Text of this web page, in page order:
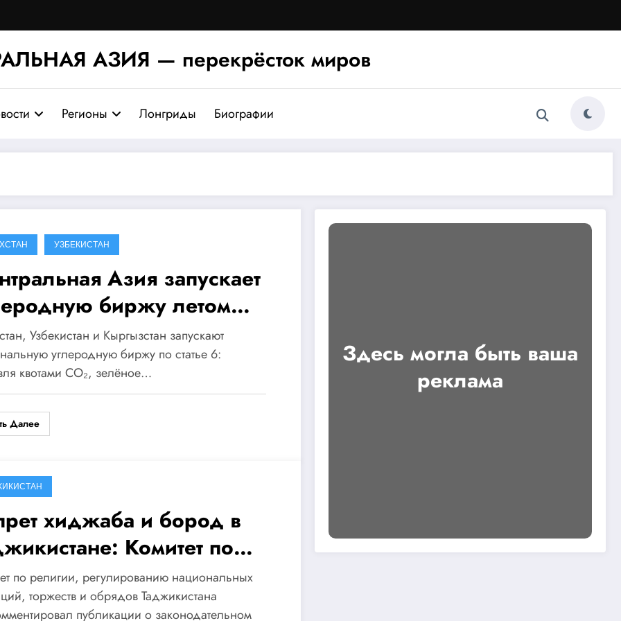
АЗИЯ — перекрёсток миров
Регионы Лонгриды Биографии
УЗБЕКИСТАН
Азия запускает
биржу летом
года
Узбекистан и Кыргызстан запускают
углеродную биржу по статье 6:
квотами CO₂, зелёное…
Далее
хиджаба и бород в
Комитет по
опроверг сообщения
по религии, регулированию национальных
торжеств и обрядов Таджикистана
публикации о законодательном
Здесь могла быть ваша
реклама